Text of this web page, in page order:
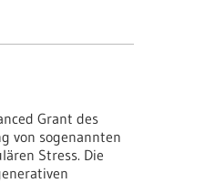
Grant des
von sogenannten
Stress. Die